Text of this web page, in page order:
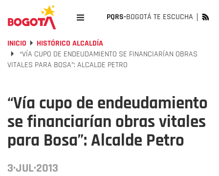
PQRS-BOGOTÁ TE ESCUCHA
INICIO
HISTÓRICO ALCALDÍA
“VÍA CUPO DE ENDEUDAMIENTO SE FINANCIARÍAN OBRAS
VITALES PARA BOSA”: ALCALDE PETRO
“Vía cupo de endeudamiento
se financiarían obras vitales
para Bosa”: Alcalde Petro
3·JUL·2013